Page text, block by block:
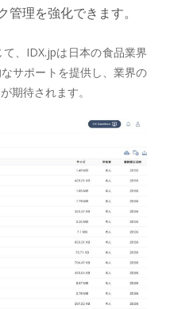
理を強化できます。
、IDX.jpは日本の食品業界
サポートを提供し、業界の
期待されます。